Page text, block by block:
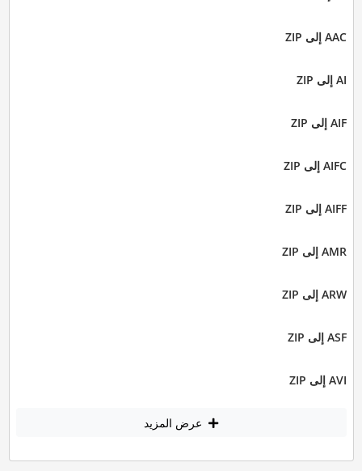
AAC إلى ZIP
AI إلى ZIP
AIF إلى ZIP
AIFC إلى ZIP
AIFF إلى ZIP
AMR إلى ZIP
ARW إلى ZIP
ASF إلى ZIP
AVI إلى ZIP
عرض المزيد